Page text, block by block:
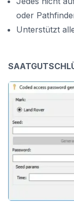
oder
Unterstützt